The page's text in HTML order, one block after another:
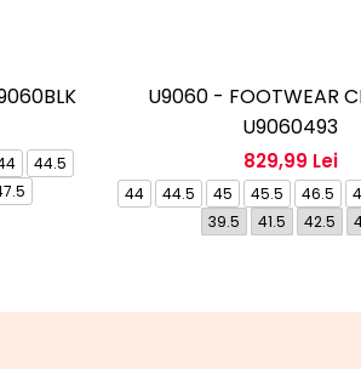
44.5
U9060 - FOOTWEAR
U9060493
829,99 Lei
44 44.5 45 45.5 46.5
39.5
41.5 42.5